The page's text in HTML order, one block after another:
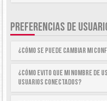
PREFERENCIAS DE
¿Cómo se puede cambiar mi
¿Cómo evito que mi nombre
usuarios conectados?